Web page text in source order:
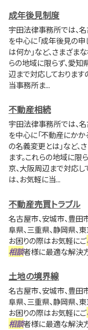
成年後見制度
宇田法律事務所では、名
を中心に「成年後見の申
は何か」など、さまざま
らの地域に限らず、愛知
辺まで対応しております
当事務所ま...
不動産相続
宇田法律事務所では、名
を中心に「不動産にかか
の名義変更とは」など、
ます。これらの地域に限
京、大阪周辺まで対応し
は、お気軽に当...
不動産売買トラブル
名古屋市、安城市、豊田
阜県、三重県、静岡県、
お困りの際はお気軽にご
相談者様に最適な解決
土地の境界線
名古屋市、安城市、豊田
阜県、三重県、静岡県、
お困りの際はお気軽にご
相談者様に最適な解決